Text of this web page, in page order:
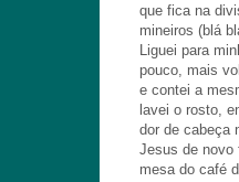
que fica na
mineiros (blá
Liguei para
pouco, mais
e contei a
lavei o rosto,
dor de cabeça
Jesus de novo
mesa do café